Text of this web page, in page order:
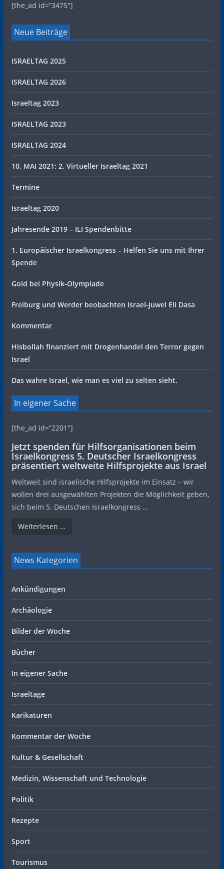
[the_ad id=“3475″]
Neue Beiträge
ISRAELTAG 2025
ISRAELTAG 2026
Israeltag 2023
ISRAELTAG 2023
ISRAELTAG 2024
10. MAI 2021: 2. Virtueller Israeltag 2021
Termine
Israeltag 2020
Jahresende 2019 – ILI Spendenbitte
1. Europäischer Israelkongress – Helfen Sie uns mit Ihrer
Spende
Gold bei Physik-Olympiade
Freiburg und Werder beobachten Israel-Juwel Eli Dasa
Kommentar
Hisbollah finanziert mit Drogenhandel den Terror gegen
Israel
Das wahre Israel, wie man es viel zu selten sieht.
In eigener Sache
[the_ad id=“2201″]
Jetzt spenden für Hilfsorganisationen beim
Israelkongress 5. Deutscher Israelkongress
präsentiert weltweite Hilfsprojekte aus Israel
Weltweit sind israelische Hilfsprojekte im Einsatz – wir
wollen drei ausgewählten Projekten die Möglichkeit geben,
sich beim 5. Deutschen Israelkongress …
Weiterlesen …
News Kategorien
Ankündigungen
Archäologie
Bilder der Woche
Bücher
In eigener Sache
Israeltage
Karikaturen
Kommentar der Woche
Kultur & Gesellschaft
Medizin, Wissenschaft und Technologie
Politik
Rezepte
Sport
Tourismus